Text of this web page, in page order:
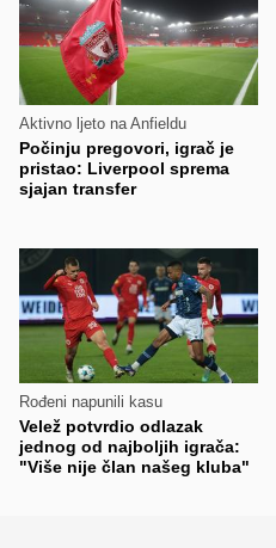
Aktivno ljeto na Anfieldu
Počinju pregovori, igrač je
pristao: Liverpool sprema
sjajan transfer
Rođeni napunili kasu
Velež potvrdio odlazak
jednog od najboljih igrača:
"Više nije član našeg kluba"